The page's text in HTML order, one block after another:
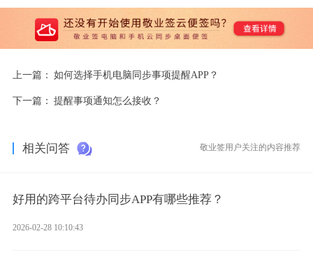
上一篇： 如何选择手机电脑同步事项提醒APP？
下一篇： 提醒事项通知怎么接收？
相关问答 敬业签用户关注的内容推荐
好用的跨平台待办同步APP有哪些推荐？
2026-02-28 10:10:43